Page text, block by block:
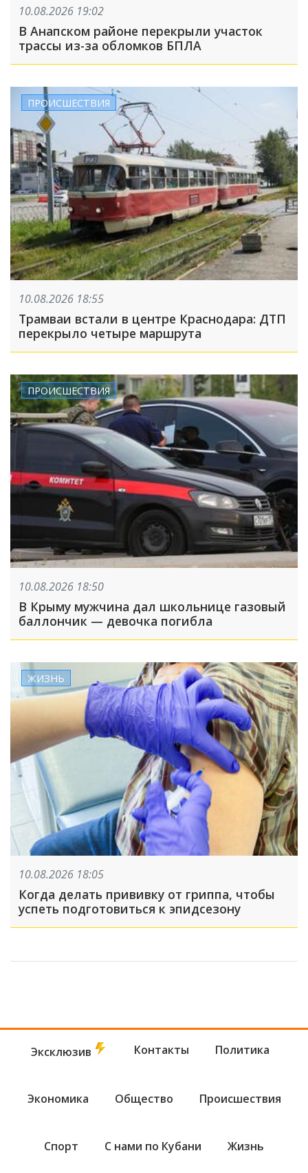
10.08.2026 19:02
В Анапском районе перекрыли участок
трассы из-за обломков БПЛА
ПРОИСШЕСТВИЯ
10.08.2026 18:55
Трамваи встали в центре Краснодара: ДТП
перекрыло четыре маршрута
ПРОИСШЕСТВИЯ
10.08.2026 18:50
В Крыму мужчина дал школьнице газовый
баллончик — девочка погибла
ЖИЗНЬ
10.08.2026 18:05
Когда делать прививку от гриппа, чтобы
успеть подготовиться к эпидсезону
Эксклюзив Контакты Политика
Экономика Общество Происшествия
Спорт С нами по Кубани Жизнь